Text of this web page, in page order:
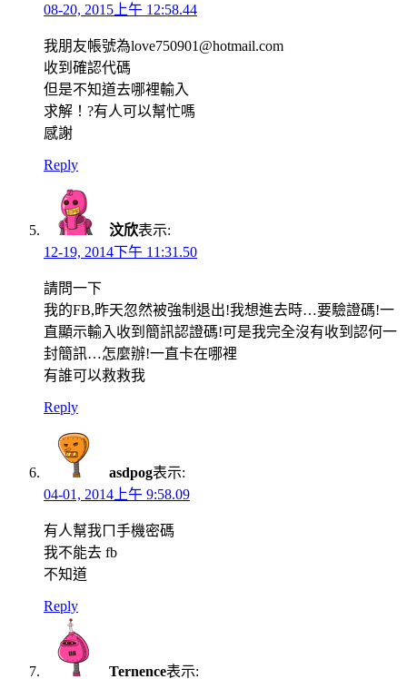
08-20, 2015上午 12:58.44
我朋友帳號為love750901@hotmail.com
收到確認代碼
但是不知道去哪裡輸入
求解！?有人可以幫忙嗎
感謝
Reply
汶欣表示:
12-19, 2014下午 11:31.50
請問一下
我的FB,昨天忽然被強制退出!我想進去時…要驗證碼!一
直顯示輸入收到簡訊認證碼!可是我完全沒有收到認何一
封簡訊…怎麼辦!一直卡在哪裡
有誰可以救救我
Reply
asdpog表示:
04-01, 2014上午 9:58.09
有人幫我ㄇ手機密碼
我不能去 fb
不知道
Reply
Ternence表示: